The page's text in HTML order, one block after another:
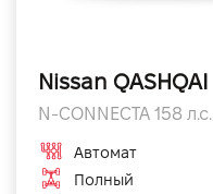
Nissan QASHQAI
N-CONNECTA 158 л.с.
Автомат
Полный